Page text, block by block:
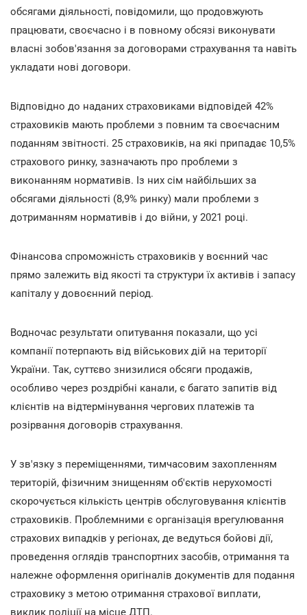
обсягами діяльності, повідомили, що продовжують
працювати, своєчасно і в повному обсязі виконувати
власні зобов'язання за договорами страхування та навіть
укладати нові договори.
Відповідно до наданих страховиками відповідей 42%
страховиків мають проблеми з повним та своєчасним
поданням звітності. 25 страховиків, на які припадає 10,5%
страхового ринку, зазначають про проблеми з
виконанням нормативів. Із них сім найбільших за
обсягами діяльності (8,9% ринку) мали проблеми з
дотриманням нормативів і до війни, у 2021 році.
Фінансова спроможність страховиків у воєнний час
прямо залежить від якості та структури їх активів і запасу
капіталу у довоєнний період.
Водночас результати опитування показали, що усі
компанії потерпають від військових дій на території
України. Так, суттєво знизилися обсяги продажів,
особливо через роздрібні канали, є багато запитів від
клієнтів на відтермінування чергових платежів та
розірвання договорів страхування.
У зв'язку з переміщеннями, тимчасовим захопленням
територій, фізичним знищенням об'єктів нерухомості
скорочується кількість центрів обслуговування клієнтів
страховиків. Проблемними є організація врегулювання
страхових випадків у регіонах, де ведуться бойові дії,
проведення оглядів транспортних засобів, отримання та
належне оформлення оригіналів документів для подання
страховику з метою отримання страхової виплати,
виклик поліції на місце ДТП.